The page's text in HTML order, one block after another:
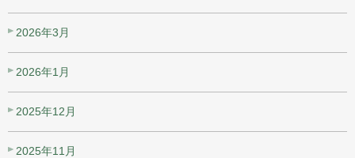
2026年3月
2026年1月
2025年12月
2025年11月